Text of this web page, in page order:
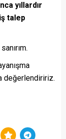
yıllardır
talep
değerlendiririz.